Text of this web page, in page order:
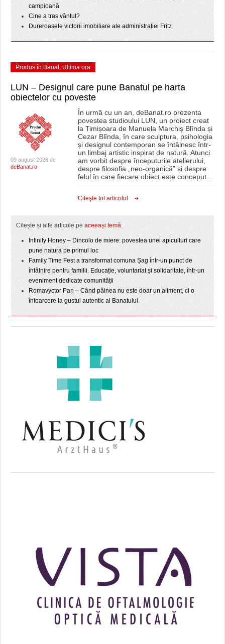
campioană
Cine a tras vântul?
Dureroasele victorii imobiliare ale administrației Fritz
Produs în Banat, Ultima ora
LUN – Designul care pune Banatul pe harta
obiectelor cu poveste
09 august 2026 de
deBanat.ro
În urmă cu un an, deBanat.ro prezenta
povestea studioului LUN, un proiect creat
la Timișoara de Manuela Marchiș Blînda și
Cezar Blînda, în care sculptura, psihologia
și designul contemporan se întâlnesc într-
un limbaj artistic inspirat de natură. Atunci
am vorbit despre începuturile atelierului,
despre filosofia „neo-organică” și despre
felul în care fiecare obiect este conceput…
Citeşte tot articolul
Citește și alte articole pe aceeași temă:
Infinity Honey – Dincolo de miere: povestea unei apiculturi care
pune natura pe primul loc
Family Time Fest a transformat comuna Șag într-un punct de
întâlnire pentru familii. Educație, voluntariat și solidaritate, într-un
eveniment dedicate comunității
Romavyctor Pan – Când pâinea nu este doar un aliment, ci o
întoarcere la gustul autentic al Banatului